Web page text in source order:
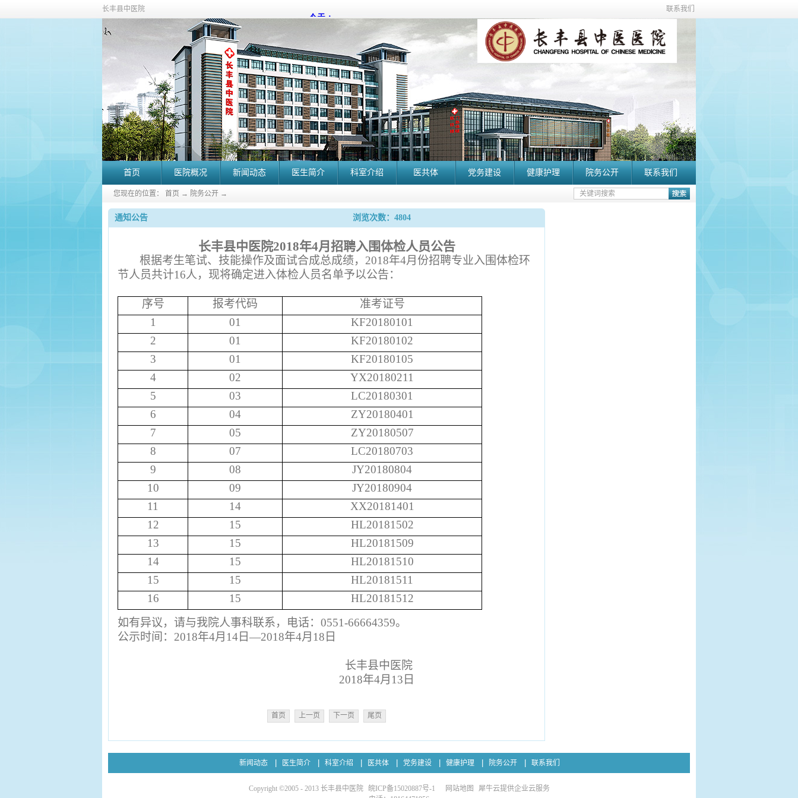
长丰县中医院 联系我们
首页 医院概况 新闻动态 医生简介 科室介绍 医共体 党务建设 健康护理 院务公开 联系我们
您现在的位置： 首页 → 院务公开 →
通知公告 浏览次数：4804
长丰县中医院2018年4月招聘入围体检人员公告
根据考生笔试、技能操作及面试合成总成绩， 2018年4月份招聘专业入围体检环
节人员共计16人，现将确定进入体检人员名单予以公告：
序号 报考代码
准考证号
1
01
KF20180101
2
01
KF20180102
3
01
KF20180105
4
02
YX20180211
5
03
LC20180301
6
04
ZY20180401
7
05
ZY20180507
8
07
LC20180703
9
08
JY20180804
10
09
JY20180904
11
14
XX20181401
12
15
HL20181502
13
15
HL20181509
14
15
HL20181510
15
15
HL20181511
16
15
HL20181512
如有异议，请与我院人事科联系，电话： 0551-66664359。
公示时间： 2018年4月 14日—2018年4月 18 日
长丰县中医院
2018年4月 13 日
首页 上一页 下一页 尾页
新闻动态 医生简介 科室介绍 医共体 党务建设 健康护理 院务公开 联系我们
Copyright ©2005 - 2013 长丰县中医院 皖ICP备15020887号-1 网站地图
犀牛云提供企业云服务